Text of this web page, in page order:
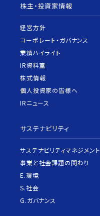
株主・投資家情報
経営方針
コーポレート・ガバナンス
業績ハイライト
IR資料室
株式情報
個人投資家の皆様へ
IRニュース
サステナビリティ
サステナビリティマネジメント
事業と社会課題の関わり
E.環境
S.社会
G.ガバナンス